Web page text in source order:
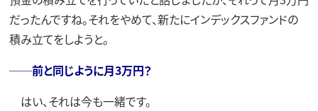
だったんですね。それをやめて、新たにインデックスファンドの
積み立てをしようと。
──前と同じように月3万円？
はい、それは今も一緒です。